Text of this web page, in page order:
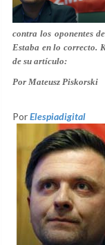
contra los oponentes
Estaba en lo correcto.
de su artículo:
Por Mateusz Piskorski
PorElespiadigital